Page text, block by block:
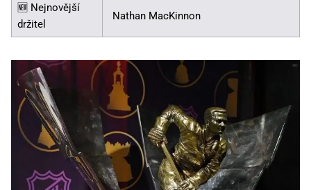
🆕 Nejnovější
držitel
Nathan MacKinnon